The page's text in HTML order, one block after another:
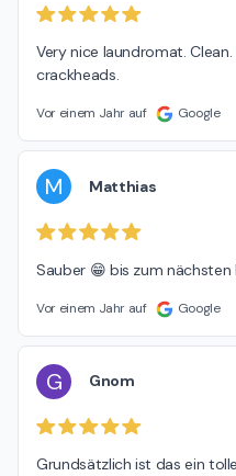
Very nice laundromat.
crackheads.
Vor einem Jahr auf Google
M Matthias
Sauber 😁 bis zum
Vor einem Jahr auf Google
G Gnom
Grundsätzlich ist das ein